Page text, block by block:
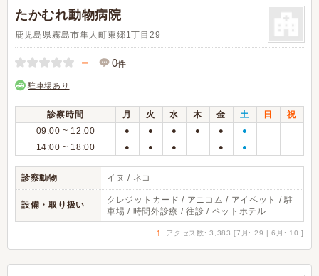
たかむれ動物病院
鹿児島県霧島市隼人町東郷1丁目29
－ 0件
駐車場あり
診察時間 月 火 水 木 金 土 日
祝
09:00 ~ 12:00
● ● ● ● ● ●
14:00 ~ 18:00 ● ● ● ● ●
診察動物 イヌ / ネコ
設備・取り扱い
クレジットカード / アニコム / アイペット / 駐
車場 / 時間外診療 / 往診 / ペットホテル
↑ アクセス数: 3,383 [7月: 29 | 6月: 10 ]